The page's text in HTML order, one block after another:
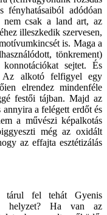
adódóan
nem csak a land art, az
illeszkedik szervesen,
is. Maga a
tönkrement)
sejtet. És
Az alkotó felfigyel egy
elrendez mindenféle
festői tájban. Majd az
a felégett erdőt és
a művészi képalkotás
még az oxidált
az effajta esztétizálás
tárul fel tehát Gyenis
helyzet? Ha van az